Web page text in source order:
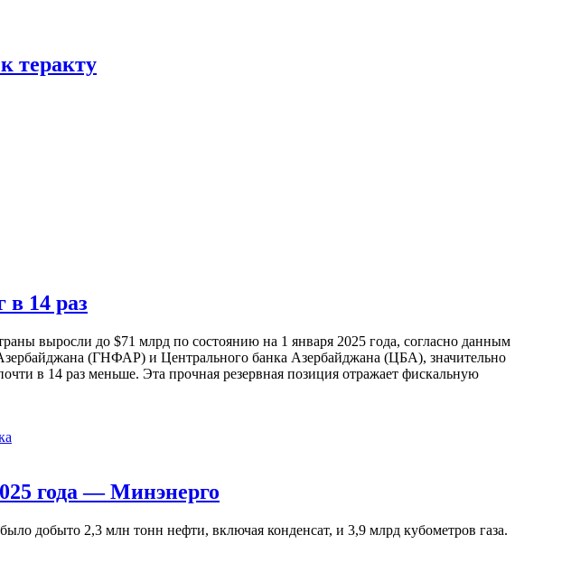
теракту
14 раз
выросли до $71 млрд по состоянию на 1 января 2025 года, согласно данным
(ГНФАР) и Центрального банка Азербайджана (ЦБА), значительно
в 14 раз меньше. Эта прочная резервная позиция отражает фискальную
года — Минэнерго
добыто 2,3 млн тонн нефти, включая конденсат, и 3,9 млрд кубометров газа.